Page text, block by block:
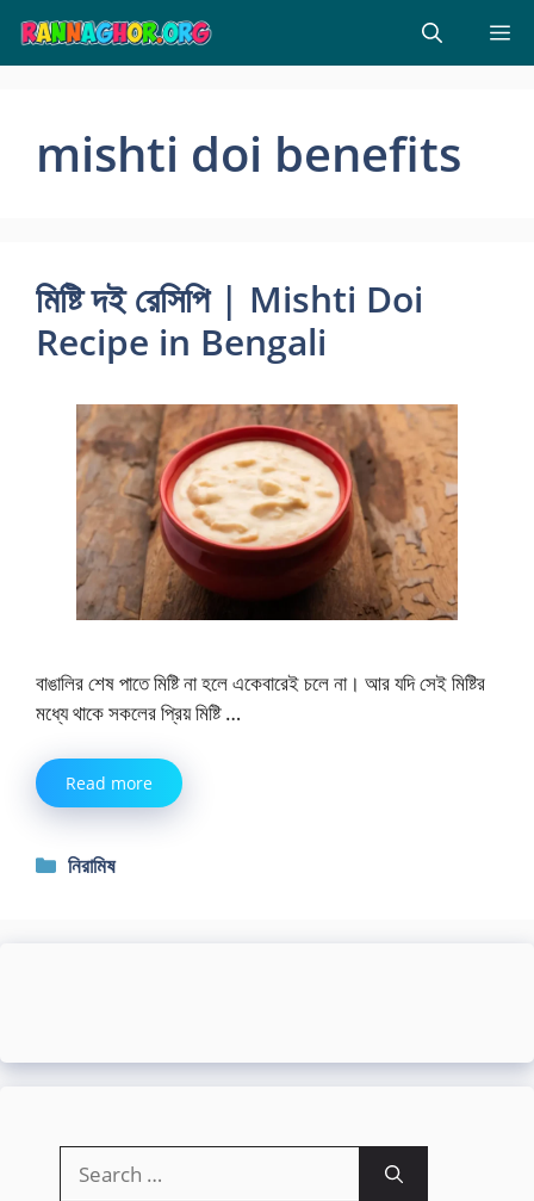
Skip
content
mishti doi benefits
মিষ্টি দই রেসিপি | Mishti Doi
Recipe in Bengali
বাঙালির শেষ পাতে মিষ্টি না হলে একেবারেই চলে না। আর যদি সেই মিষ্টির
মধ্যে থাকে সকলের প্রিয় মিষ্টি …
Read more
Categories
নিরামিষ
for: